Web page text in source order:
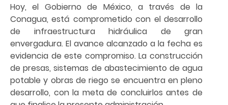
Hoy, el Gobierno de México, a través de la
Conagua, está comprometido con el desarrollo
de infraestructura hidráulica de gran
envergadura. El avance alcanzado a la fecha es
evidencia de este compromiso. La construcción
de presas, sistemas de abastecimiento de agua
potable y obras de riego se encuentra en pleno
desarrollo, con la meta de concluirlos antes de